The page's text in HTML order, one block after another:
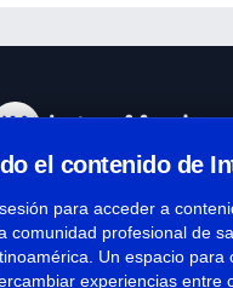
el contenido de
para acceder a
comunidad profesional de
Un espacio para
experiencias entre
Términos y condiciones